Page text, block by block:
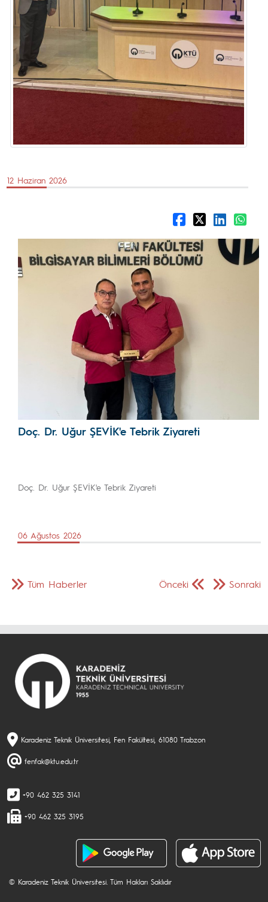
12 Haziran 2026
Doç. Dr. Uğur ŞEVİK'e Tebrik Ziyareti
Doç. Dr. Uğur ŞEVİK'e Tebrik Ziyareti
06 Ağustos 2026
Önceki Sonraki
Tüm Haberler
Karadeniz Teknik Üniversitesi, Fen Fakültesi, 61080 Trabzon
fenfak@ktu.edu.tr
+90 462 325 3141
+90 462 325 3195
© Karadeniz Teknik Üniversitesi. Tüm Hakları Saklıdır